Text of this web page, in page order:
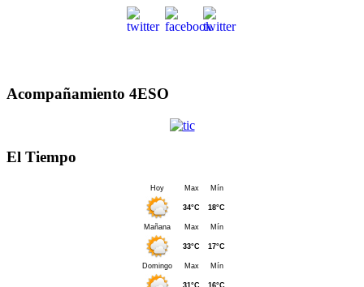
Acompañamiento 4ESO
El Tiempo